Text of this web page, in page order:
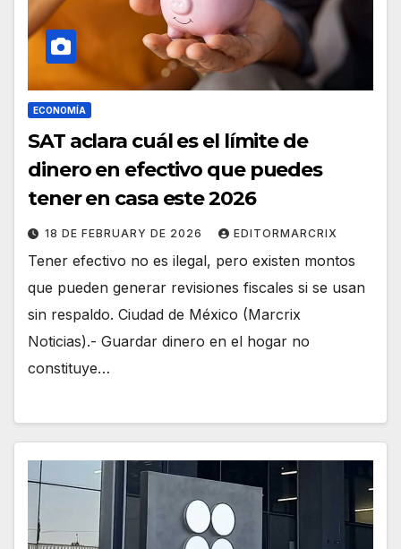
ECONOMÍA
SAT aclara cuál es el límite de
dinero en efectivo que puedes
tener en casa este 2026
18 DE FEBRUARY DE 2026 EDITORMARCRIX
Tener efectivo no es ilegal, pero existen montos
que pueden generar revisiones fiscales si se usan
sin respaldo. Ciudad de México (Marcrix
Noticias).- Guardar dinero en el hogar no
constituye…